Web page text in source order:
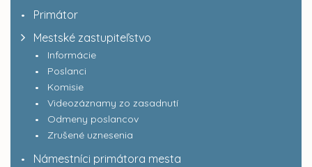
Primátor
Mestské zastupiteľstvo
Informácie
Poslanci
Komisie
Videozáznamy zo zasadnutí
Odmeny poslancov
Zrušené uznesenia
Námestníci primátora mesta